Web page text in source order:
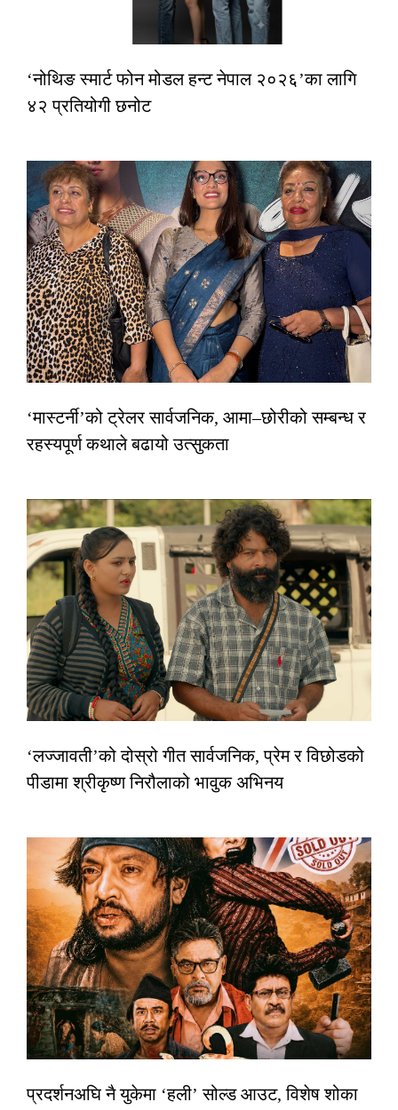
‘नोथिङ स्मार्ट फोन मोडल हन्ट नेपाल २०२६’का लागि
४२ प्रतियोगी छनोट
‘मास्टर्नी’को ट्रेलर सार्वजनिक, आमा–छोरीको सम्बन्ध र
रहस्यपूर्ण कथाले बढायो उत्सुकता
‘लज्जावती’को दोस्रो गीत सार्वजनिक, प्रेम र विछोडको
पीडामा श्रीकृष्ण निरौलाको भावुक अभिनय
प्रदर्शनअघि नै युकेमा ‘हली’ सोल्ड आउट, विशेष शोका